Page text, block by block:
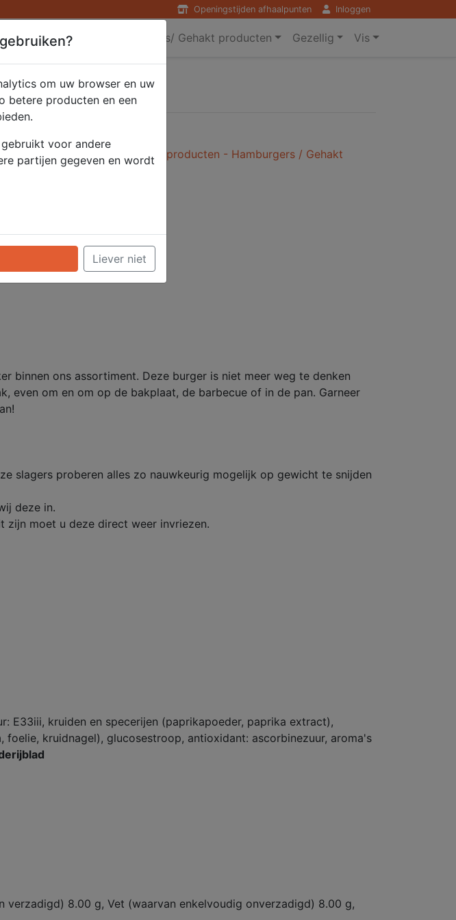
Openingstijden afhaalpunten Inloggen
Diversen Hamburgers/ Gehakt producten Gezellig Vis
Hamburgers/ Gehakt producten - Hamburgers / Gehakt
producten
moet u ingelogd zijn.
binnen ons assortiment. Deze burger is niet meer weg te denken
even om en om op de bakplaat, de barbecue of in de pan. Garneer
slagers proberen alles zo nauwkeurig mogelijk op gewicht te snijden
deze in.
moet u deze direct weer invriezen.
E33iii, kruiden en specerijen (paprikapoeder, paprika extract),
foelie, kruidnagel), glucosestroop, antioxidant: ascorbinezuur, aroma's
verzadigd) 8.00 g, Vet (waarvan enkelvoudig onverzadigd) 8.00 g,
om uw browser en uw
betere producten en een
voor andere
partijen gegeven en wordt
Liever niet